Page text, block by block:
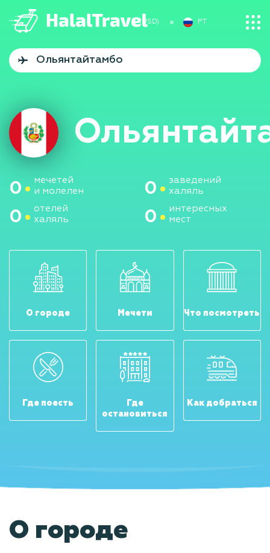
PT
$ (USD)
0
мечетей
и молелен
0
заведений
халяль
0
отелей
халяль
0
интересных
мест
О городе Мечети Что посмотреть
Где поесть
Где
остановиться
Как добраться
О городе